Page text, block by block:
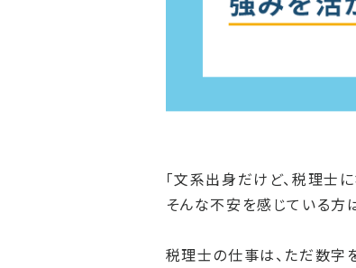
「文系出身だけど、税理士
そんな不安を感じている方
税理士の仕事は、ただ数字